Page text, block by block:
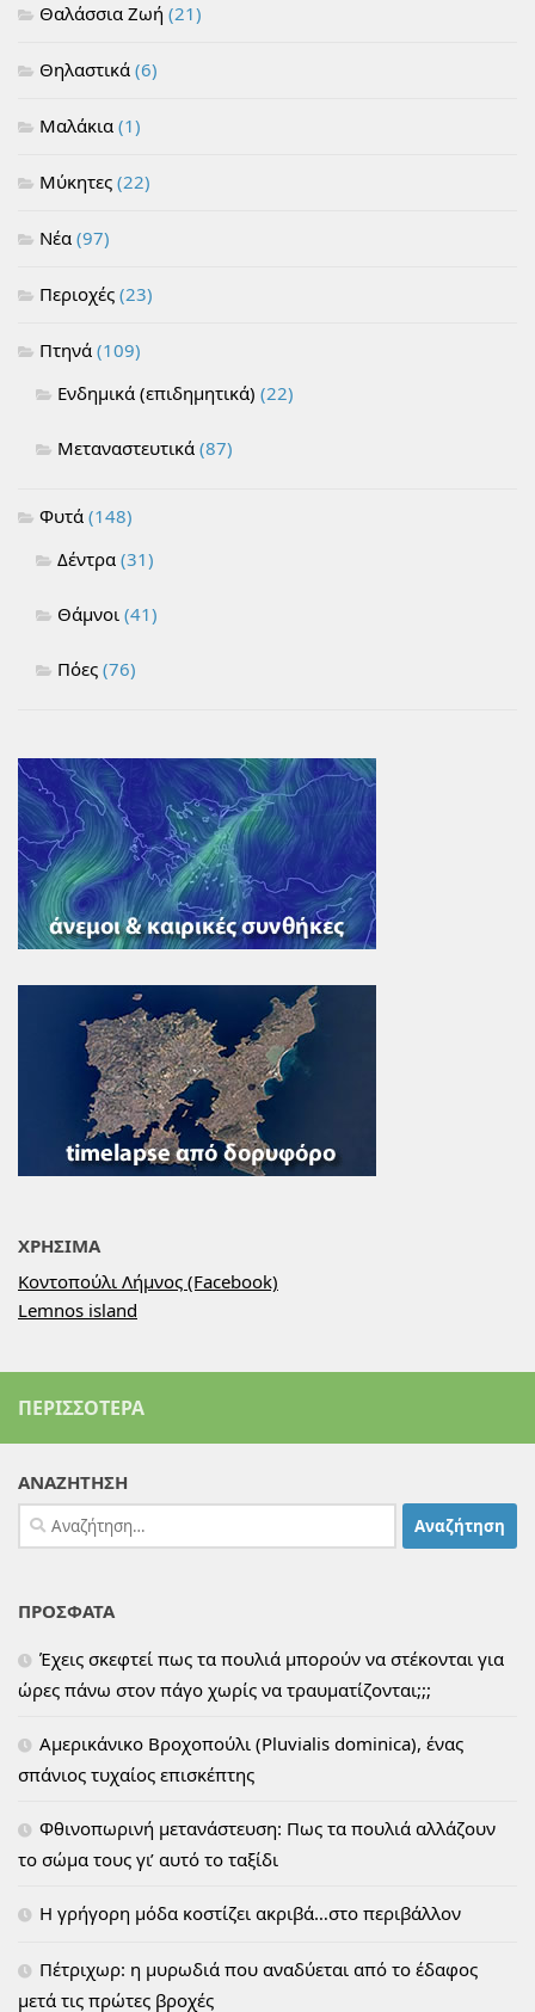
Θαλάσσια Ζωή (21)
Θηλαστικά (6)
Μαλάκια (1)
Μύκητες (22)
Νέα (97)
Περιοχές (23)
Πτηνά (109)
Ενδημικά (επιδημητικά) (22)
Μεταναστευτικά (87)
Φυτά (148)
Δέντρα (31)
Θάμνοι (41)
Πόες (76)
ΧΡΗΣΙΜΑ
Κοντοπούλι Λήμνος (Facebook)
Lemnos island
ΠΕΡΙΣΣΌΤΕΡΑ
ΑΝΑΖΗΤΗΣΗ
Αναζήτηση
για:
ΠΡΟΣΦΑΤΑ
Έχεις σκεφτεί πως τα πουλιά μπορούν να στέκονται για
ώρες πάνω στον πάγο χωρίς να τραυματίζονται;;;
Αμερικάνικο Βροχοπούλι (Pluvialis dominica), ένας
σπάνιος τυχαίος επισκέπτης
Φθινοπωρινή μετανάστευση: Πως τα πουλιά αλλάζουν
το σώμα τους γι’ αυτό το ταξίδι
H γρήγορη μόδα κοστίζει ακριβά…στο περιβάλλον
Πέτριχωρ: η μυρωδιά που αναδύεται από το έδαφος
μετά τις πρώτες βροχές